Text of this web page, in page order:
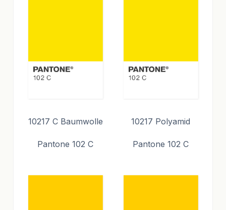
10217 C Baumwolle
Pantone 102 C
10217 Polyamid
Pantone 102 C